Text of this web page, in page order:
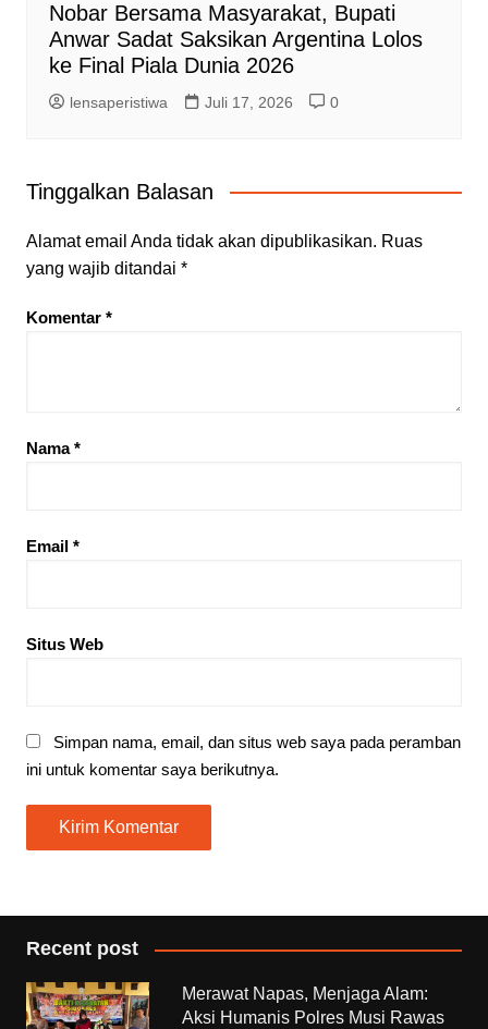
Nobar Bersama Masyarakat, Bupati
Anwar Sadat Saksikan Argentina Lolos
ke Final Piala Dunia 2026
lensaperistiwa Juli 17, 2026 0
Tinggalkan Balasan
Alamat email Anda tidak akan dipublikasikan. Ruas
yang wajib ditandai *
Komentar *
Nama*
Email *
Situs Web
Simpan nama, email, dan situs web saya pada peramban
ini untuk komentar saya berikutnya.
Recent post
Merawat Napas, Menjaga Alam:
Aksi Humanis Polres Musi Rawas